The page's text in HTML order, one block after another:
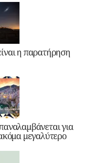
η παρατήρηση
για
μεγαλύτερο